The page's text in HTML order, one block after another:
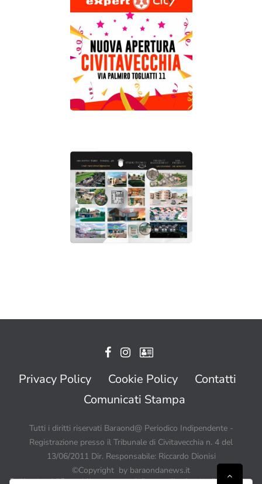
Privacy Policy Cookie Policy
Contatti
Comunicati Stampa
Tutti i diritti riservati Baraond@ Periodico Indipendente -
Registrazione presso il Tribunale di Civitavecchia n. 4 del
13/06/2011 Dir. Responsabile: Riccardo Dionisi
©Copyright by baraondanews.it
Tutti i contenuti di BaraondaNews possono quindi essere utilizzati a patto di citare sempre